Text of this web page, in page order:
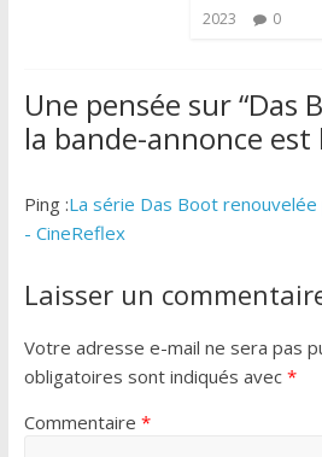
2023
0
Une pensée sur “Das
la bande-annonce est
Ping :La série Das Boot
- CineReflex
Laisser un
Votre adresse e-mail ne sera pas
obligatoires sont indiqués avec *
Commentaire *